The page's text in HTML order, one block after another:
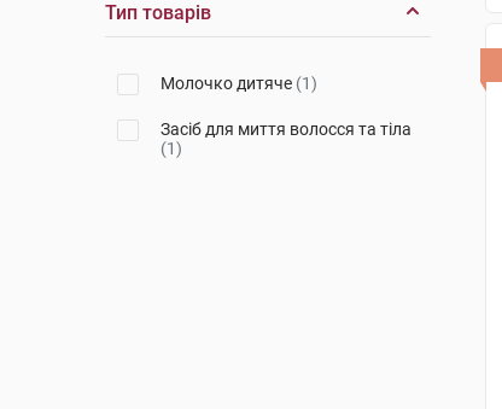
Тип товарів
Молочко дитяче (1)
Засіб для миття волосся та тіла
(1)